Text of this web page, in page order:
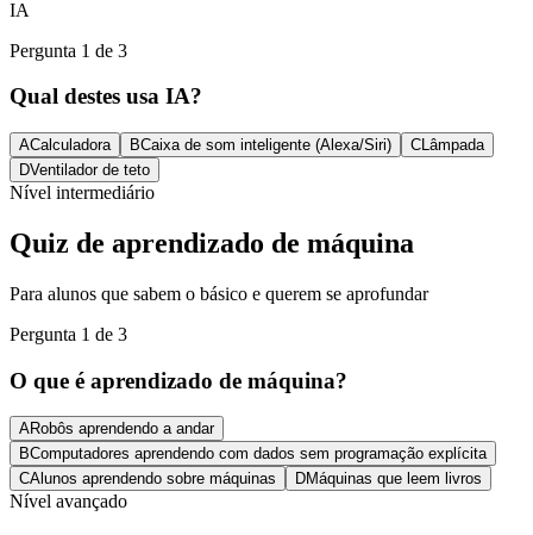
IA
Pergunta 1 de 3
Qual destes usa IA?
ACalculadora BCaixa de som inteligente (Alexa/Siri) CLâmpada
DVentilador de teto
Nível intermediário
Quiz de aprendizado de máquina
Para alunos que sabem o básico e querem se aprofundar
Pergunta 1 de 3
O que é aprendizado de máquina?
ARobôs aprendendo a andar
BComputadores aprendendo com dados sem programação explícita
CAlunos aprendendo sobre máquinas DMáquinas que leem livros
Nível avançado